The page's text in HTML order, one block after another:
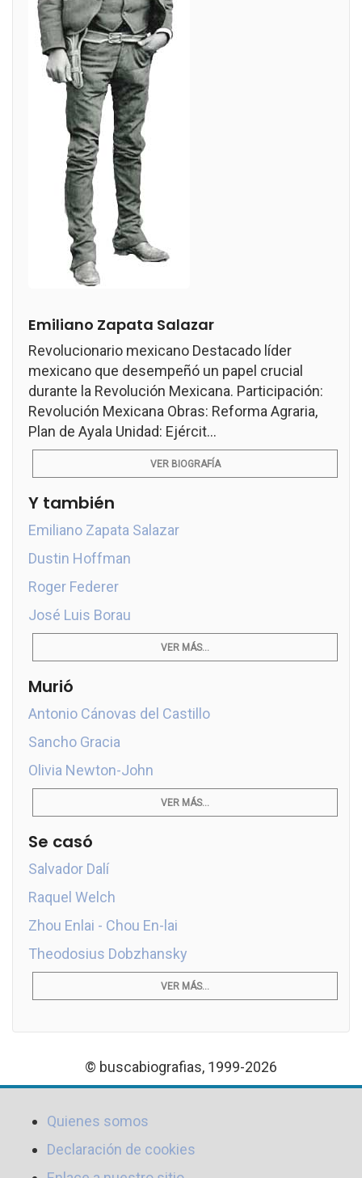
Emiliano Zapata Salazar
Revolucionario mexicano Destacado líder
mexicano que desempeñó un papel crucial
durante la Revolución Mexicana. Participación:
Revolución Mexicana Obras: Reforma Agraria,
Plan de Ayala Unidad: Ejércit...
VER BIOGRAFÍA
Y también
Emiliano Zapata Salazar
Dustin Hoffman
Roger Federer
José Luis Borau
VER MÁS...
Murió
Antonio Cánovas del Castillo
Sancho Gracia
Olivia Newton-John
VER MÁS...
Se casó
Salvador Dalí
Raquel Welch
Zhou Enlai - Chou En-lai
Theodosius Dobzhansky
VER MÁS...
© buscabiografias, 1999-2026
Quienes somos
Declaración de cookies